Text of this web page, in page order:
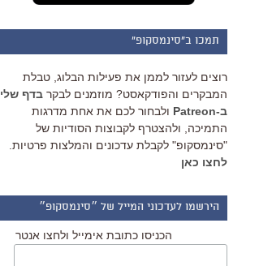
תמכו ב"סינמסקופ"
רוצים לעזור לממן את פעילות הבלוג, טבלת
המבקרים והפודקאסט? מוזמנים לבקר בדף שלי
ב-Patreon
ולבחור לכם את אחת מדרגות
התמיכה, ולהצטרף לקבוצות הסודיות של
"סינמסקופ" לקבלת עדכונים והמלצות פרטיות.
לחצו כאן
הירשמו לעדכוני המייל של ״סינמסקופ״
הכניסו כתובת אימייל ולחצו אנטר